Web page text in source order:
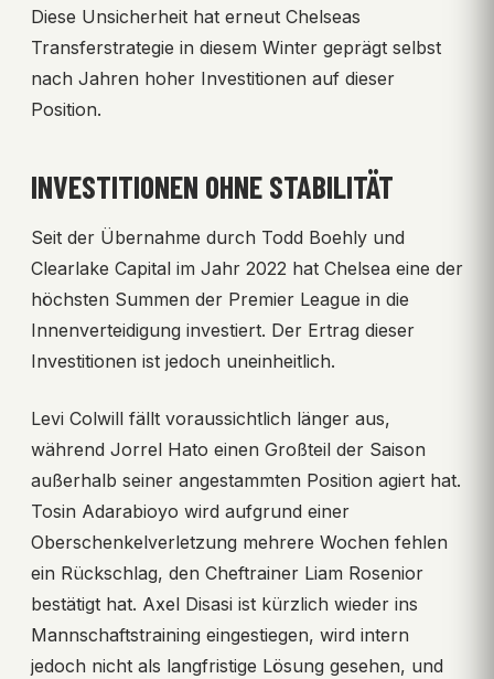
Diese Unsicherheit hat erneut Chelseas
Transferstrategie in diesem Winter geprägt selbst
nach Jahren hoher Investitionen auf dieser
Position.
INVESTITIONEN OHNE STABILITÄT
Seit der Übernahme durch Todd Boehly und
Clearlake Capital im Jahr 2022 hat Chelsea eine der
höchsten Summen der Premier League in die
Innenverteidigung investiert. Der Ertrag dieser
Investitionen ist jedoch uneinheitlich.
Levi Colwill fällt voraussichtlich länger aus,
während Jorrel Hato einen Großteil der Saison
außerhalb seiner angestammten Position agiert hat.
Tosin Adarabioyo wird aufgrund einer
Oberschenkelverletzung mehrere Wochen fehlen
ein Rückschlag, den Cheftrainer Liam Rosenior
bestätigt hat. Axel Disasi ist kürzlich wieder ins
Mannschaftstraining eingestiegen, wird intern
jedoch nicht als langfristige Lösung gesehen, und